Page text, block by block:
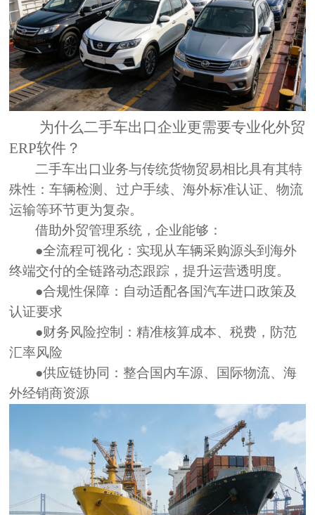
为什么二手车出口企业更需要专业化外贸
ERP软件 ？
二手车出口业务与传统货物贸易相比具有其特
殊性：车辆检测、过户手续、海外标准认证、物流
运输等环节更为复杂。
借助外贸管理系统，企业能够：
●全流程可视化： 实现从车辆采购源头到海外
终端交付的全链路动态跟踪，提升运营透明度。
●合规性保障： 自动适配各国汽车进口政策及
认证要求
●财务风险控制：精准核算成本、税费，防范
汇率风险
●供应链协同：整合国内车源、国际物流、海
外经销商资源